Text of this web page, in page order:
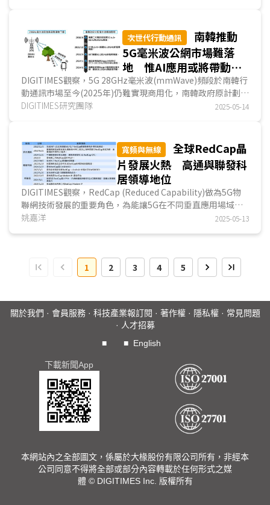
次世代行動通訊
南韓推動
5G毫米波公網市場難落
地 惟AI應用或將帶動毫
米波專網發展
DIGITIMES觀察，5G 28GHz毫米波(mmWave)頻段於南韓行
動通訊市場至今(2025年)仍難實現商用化，南韓政府原計劃扶
植第四家電信營運商Stage X將5G毫米波應用於地鐵...
DIGITIMES研究團隊 2025-05-14
寬頻與無線
全球RedCap晶
片發展火熱 高通與聯發科
居領導地位
DIGITIMES觀察，RedCap (Reduced Capability)做為5G物
聯網技術發展的重要角色，為能讓5G在不同垂直應用場域快
速普及，降低其硬體成本成為必要手段，為此須降低系...
姚嘉洋 2025-05-13
1 2 3 4 5
關於我們 · 會員服務· 科技產業報訂閱 · 著作權· 隱私權· 常見問題
· 人才招募
■
■ English
下載新聞App
本網站內之全部圖文，係屬於大椽股份有限公司所有，非經本
公司同意不得將全部或部分內容轉載於任何形式之媒
體 © DIGITIMES Inc. 版權所有